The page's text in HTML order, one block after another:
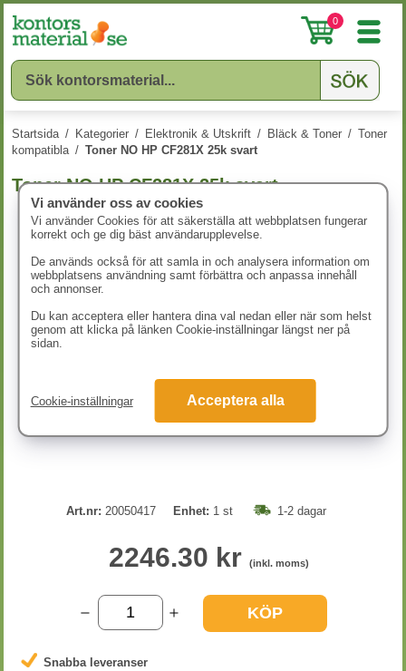
0
Startsida / Kategorier / Elektronik & Utskrift / Bläck & Toner / Toner
kompatibla / Toner NO HP CF281X 25k svart
Toner NO HP CF281X 25k svart
Art.nr: 20050417 Enhet: 1 st 1-2 dagar
2246.30 kr (inkl. moms)
KÖP
Snabba leveranser
Vi använder oss av cookies
Vi använder Cookies för att säkerställa att webbplatsen fungerar
korrekt och ge dig bäst användarupplevelse.
De används också för att samla in och analysera information om
webbplatsens användning samt förbättra och anpassa innehåll
och annonser.
Du kan acceptera eller hantera dina val nedan eller när som helst
genom att klicka på länken Cookie-inställningar längst ner på
sidan.
Cookie-inställningar Acceptera alla